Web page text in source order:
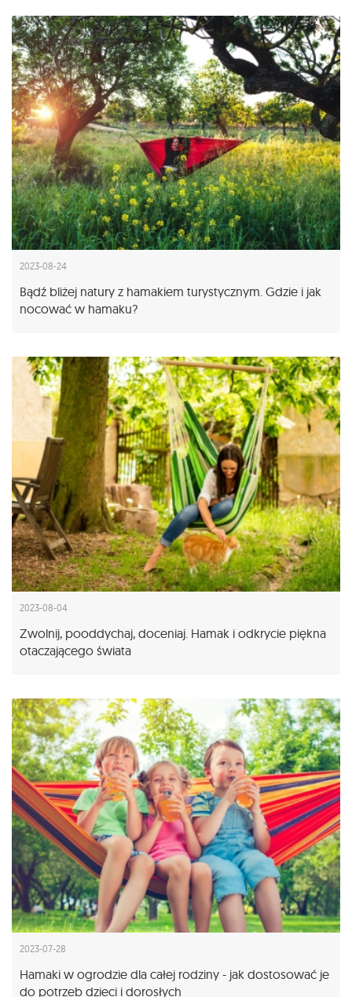
2023-08-24
Bądź bliżej natury z hamakiem turystycznym. Gdzie i jak
nocować w hamaku?
2023-08-04
Zwolnij, pooddychaj, doceniaj. Hamak i odkrycie piękna
otaczającego świata
2023-07-28
Hamaki w ogrodzie dla całej rodziny - jak dostosować je
do potrzeb dzieci i dorosłych